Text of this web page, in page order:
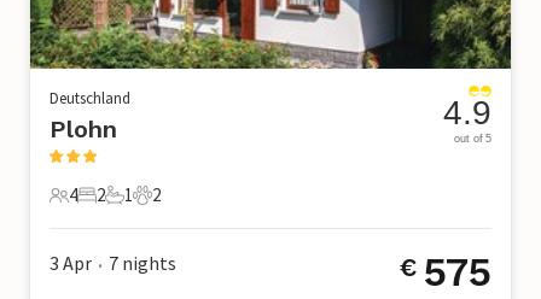
Deutschland
Plohn
4 Gäste
4
2 Schlafzimmer
2
1 Badezimmer
1
2 Haustiere
2
4.9
out of 5
3 Apr • 7 nights € 575